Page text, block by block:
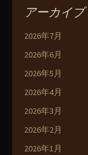
アーカイブ
2026年7月
2026年6月
2026年5月
2026年4月
2026年3月
2026年2月
2026年1月